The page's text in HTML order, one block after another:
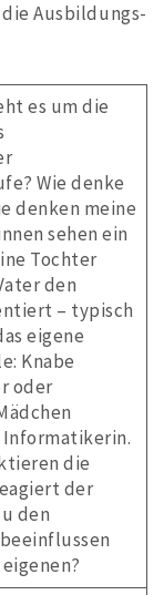
Ausbildungs-
es um die
Wie denke
denken meine
sehen ein
Tochter
den
– typisch
eigene
Knabe
oder
die
der
den